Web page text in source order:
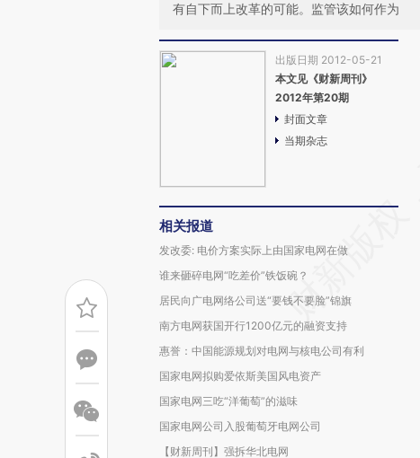
有自下而上改革的可能。监管该如何作为
出版日期 2012-05-21
本文见《财新周刊》
2012年第20期
封面文章
当期杂志
相关报道
发改委: 电价方案实际上由国家电网在做
谁来砸碎电网“吃差价”铁饭碗？
居民向广电网络公司送“要钱不要脸”锦旗
南方电网获国开行1200亿元的融资支持
惠誉：中国能源规划对电网与核电公司有利
国家电网拟购爱依斯美国风电资产
国家电网三吃“洋葡萄”的滋味
国家电网公司入股葡萄牙电网公司
【财新周刊】强拆华北电网